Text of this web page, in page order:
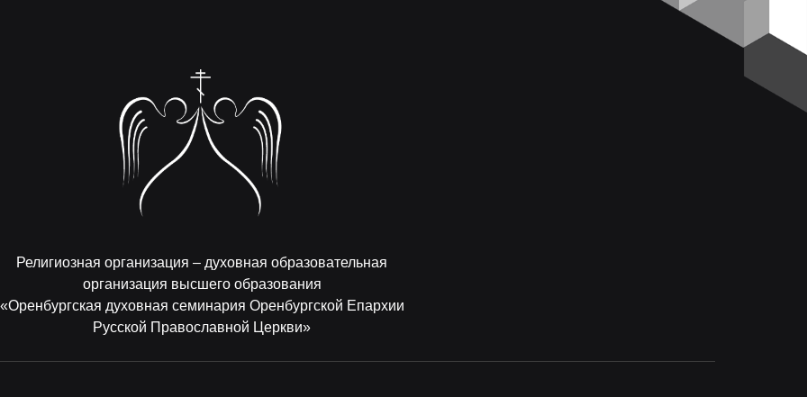
Религиозная организация – духовная образовательная
организация высшего образования
«Оренбургская духовная семинария Оренбургской Епархии
Русской Православной Церкви»